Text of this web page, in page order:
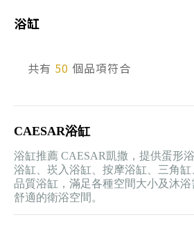
搜尋產品
浴缸
共有 50 個品項符合
CAESAR浴缸
浴缸推薦 CAESAR凱撒，提供蛋形
浴缸、崁入浴缸、按摩浴缸、三角
品質浴缸，滿足各種空間大小及沐
舒適的衛浴空間。